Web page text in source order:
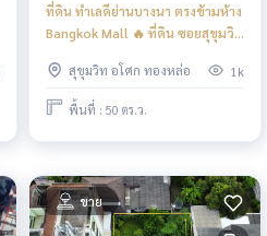
ที่ดิน ทำเลดีย่านบางนา ตรงข้ามห้าง
Bangkok Mall 🔥 ที่ดิน ซอยสุขุมวิท
Sukhumvit 68 / 200 Square
Metre (FOR SALE) GNG162
สุขุมวิท อโศก ทองหล่อ 1k
พื้นที่ : 50 ตร.ว.
ขาย